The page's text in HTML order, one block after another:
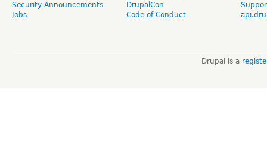
Security Announcements
Jobs
DrupalCon
Code of Conduct
Drupal is a